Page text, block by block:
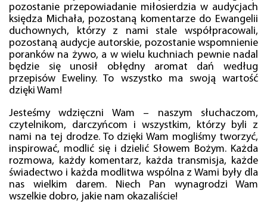
pozostanie przepowiadanie miłosierdzia w audycjach
księdza Michała, pozostaną komentarze do Ewangelii
duchownych, którzy z nami stale współpracowali,
pozostaną audycje autorskie, pozostanie wspomnienie
poranków na żywo, a w wielu kuchniach pewnie nadal
będzie się unosił obłędny aromat dań według
przepisów Eweliny. To wszystko ma swoją wartość
dzięki Wam!
Jesteśmy wdzięczni Wam – naszym słuchaczom,
czytelnikom, darczyńcom i wszystkim, którzy byli z
nami na tej drodze. To dzięki Wam mogliśmy tworzyć,
inspirować, modlić się i dzielić Słowem Bożym. Każda
rozmowa, każdy komentarz, każda transmisja, każde
świadectwo i każda modlitwa wspólna z Wami były dla
nas wielkim darem. Niech Pan wynagrodzi Wam
wszelkie dobro, jakie nam okazaliście!